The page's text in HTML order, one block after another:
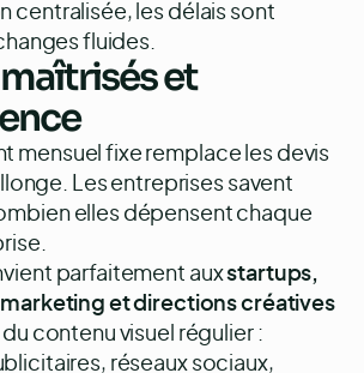
centralisée, les délais sont
fluides.
et
mensuel fixe remplace les devis
Les entreprises savent
elles dépensent chaque
parfaitement auxstartups,
marketing et directions créatives
contenu visuel régulier :
réseaux sociaux,